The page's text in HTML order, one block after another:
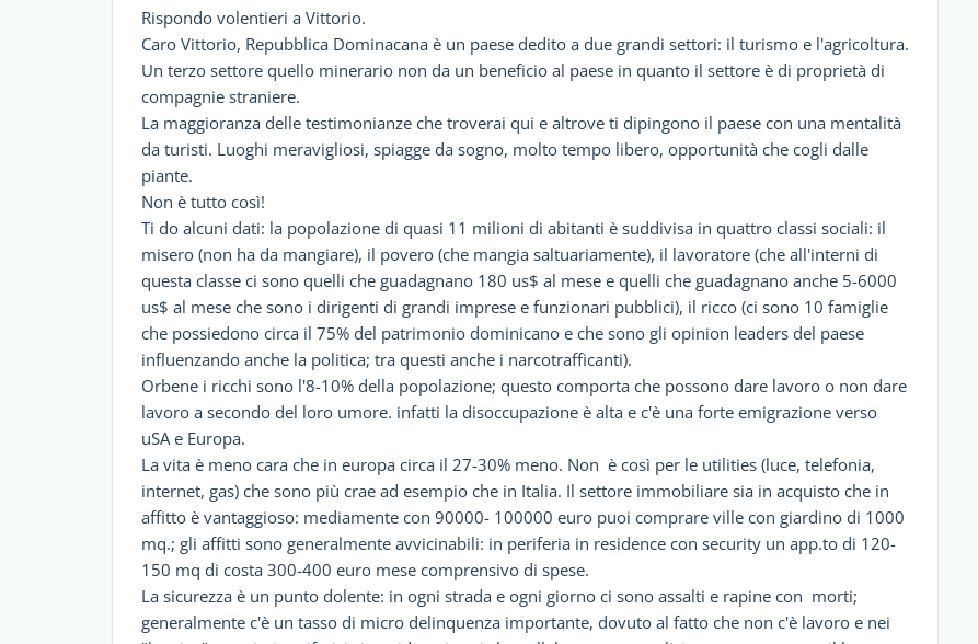
Rispondo volentieri a Vittorio.
Caro Vittorio, Repubblica Dominacana è un paese dedito a due grandi settori: il turismo e l'agricoltura.
Un terzo settore quello minerario non da un beneficio al paese in quanto il settore è di proprietà di
compagnie straniere.
La maggioranza delle testimonianze che troverai qui e altrove ti dipingono il paese con una mentalità
da turisti. Luoghi meravigliosi, spiagge da sogno, molto tempo libero, opportunità che cogli dalle
piante.
Non è tutto così!
Ti do alcuni dati: la popolazione di quasi 11 milioni di abitanti è suddivisa in quattro classi sociali: il
misero (non ha da mangiare), il povero (che mangia saltuariamente), il lavoratore (che all'interni di
questa classe ci sono quelli che guadagnano 180 us$ al mese e quelli che guadagnano anche 5-6000
us$ al mese che sono i dirigenti di grandi imprese e funzionari pubblici), il ricco (ci sono 10 famiglie
che possiedono circa il 75% del patrimonio dominicano e che sono gli opinion leaders del paese
influenzando anche la politica; tra questi anche i narcotrafficanti).
Orbene i ricchi sono l'8-10% della popolazione; questo comporta che possono dare lavoro o non dare
lavoro a secondo del loro umore. infatti la disoccupazione è alta e c'è una forte emigrazione verso
uSA e Europa.
La vita è meno cara che in europa circa il 27-30% meno. Non è così per le utilities (luce, telefonia,
internet, gas) che sono più crae ad esempio che in Italia. Il settore immobiliare sia in acquisto che in
affitto è vantaggioso: mediamente con 90000- 100000 euro puoi comprare ville con giardino di 1000
mq.; gli affitti sono generalmente avvicinabili: in periferia in residence con security un app.to di 120-
150 mq di costa 300-400 euro mese comprensivo di spese.
La sicurezza è un punto dolente: in ogni strada e ogni giorno ci sono assalti e rapine con morti;
generalmente c'è un tasso di micro delinquenza importante, dovuto al fatto che non c'è lavoro e nei